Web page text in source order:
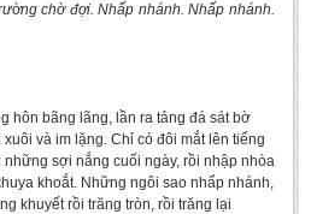
Literature and Films
Viewed from an East Asian
chờ đợi. Nhấp nhánh. Nhấp nhánh.
hôn bãng lãng, lần ra tảng đá sát bờ
và im lặng. Chỉ có đôi mắt lên tiếng
sợi nắng cuối ngày, rồi nhập nhòa
khoắt. Những ngôi sao nhấp nhánh,
khuyết rồi trăng tròn, rồi trăng lại